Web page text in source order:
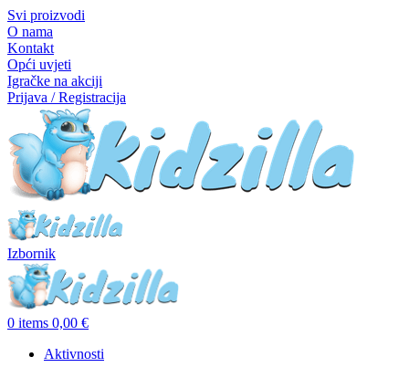
Svi proizvodi
O nama
Kontakt
Opći uvjeti
Igračke na akciji
Prijava / Registracija
Izbornik
0 items 0,00 €
Aktivnosti